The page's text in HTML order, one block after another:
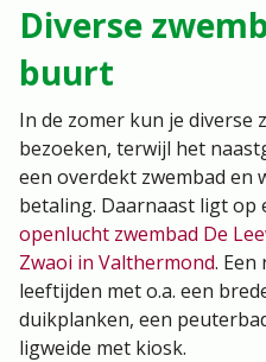
Diverse
buurt
In de zomer kun je diverse
bezoeken, terwijl het
een overdekt zwembad en
betaling. Daarnaast ligt op
openlucht zwembad De
Zwaoi in Valthermond. Een
leeftijden met o.a. een
duikplanken, een
ligweide met kiosk.